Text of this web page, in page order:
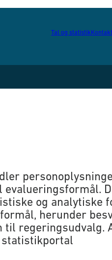
Tal og statistikKontakt
og analytiske
herunder
til regeringsudvalg.